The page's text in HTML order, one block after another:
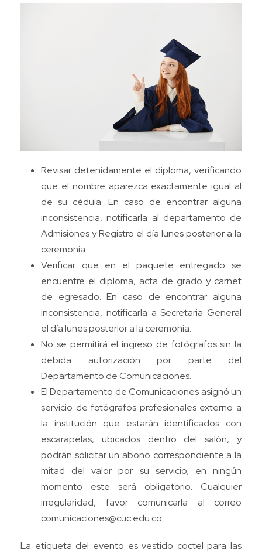
Revisar detenidamente el diploma, verificando
que el nombre aparezca exactamente igual al
de su cédula. En caso de encontrar alguna
inconsistencia, notificarla al departamento de
Admisiones y Registro el día lunes posterior a la
ceremonia.
Verificar que en el paquete entregado se
encuentre el diploma, acta de grado y carnet
de egresado. En caso de encontrar alguna
inconsistencia, notificarla a Secretaria General
el día lunes posterior a la ceremonia.
No se permitirá el ingreso de fotógrafos sin la
debida autorización por parte del
Departamento de Comunicaciones.
El Departamento de Comunicaciones asignó un
servicio de fotógrafos profesionales externo a
la institución que estarán identificados con
escarapelas, ubicados dentro del salón, y
podrán solicitar un abono correspondiente a la
mitad del valor por su servicio; en ningún
momento este será obligatorio. Cualquier
irregularidad, favor comunicarla al correo
comunicaciones@cuc.edu.co.
La etiqueta del evento es vestido coctel para las